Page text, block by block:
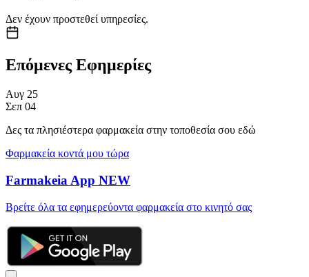
Δεν έχουν προστεθεί υπηρεσίες.
Επόμενες Εφημερίες
Αυγ 25
Σεπ 04
Δες τα πλησιέστερα φαρμακεία στην τοποθεσία σου εδώ
Φαρμακεία κοντά μου τώρα
Farmakeia App NEW
Βρείτε όλα τα εφημερεύοντα φαρμακεία στο κινητό σας